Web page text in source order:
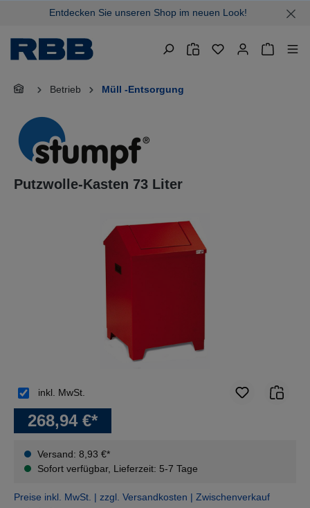
springenEntdecken Sie unseren Shop im neuen Look!
Betrieb Müll -Entsorgung
Putzwolle-Kasten 73 Liter
268,94 €*
Versand: 8,93 €*
Sofort verfügbar, Lieferzeit: 5-7 Tage
inkl. MwSt.
Preise inkl. MwSt. | zzgl. Versandkosten | Zwischenverkauf